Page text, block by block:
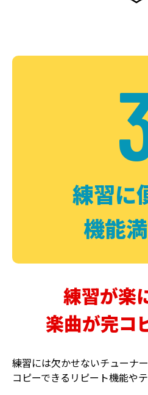
DELAY
練習に
機能
練習が楽
楽曲が完コ
練習には欠かせないチューナ
コピーできるリピート機能や